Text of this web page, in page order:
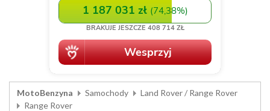
MotoBenzyna Samochody
Land Rover / Range Rover
Range Rover